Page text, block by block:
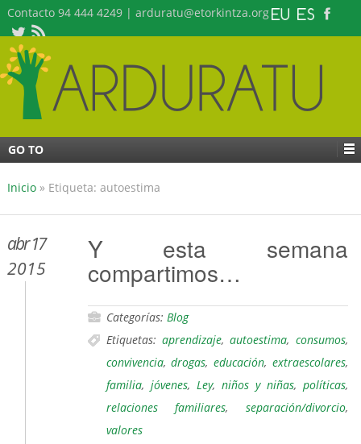
Contacto 94 444 4249 | arduratu@etorkintza.org
GO TO
Inicio» Etiqueta: autoestima
abr 17
2015
Y esta semana
compartimos…
Categorías: Blog
Etiquetas:aprendizaje,autoestima, consumos,
convivencia,drogas, educación, extraescolares,
familia, jóvenes, Ley, niños y niñas, políticas,
relaciones familiares, separación/divorcio,
valores